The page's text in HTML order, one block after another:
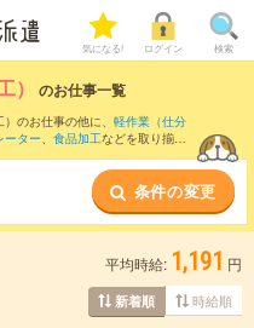
気になる! ログイン 検索
） のお仕事一覧
のお仕事の他に、 軽作業（仕分
ーター、 食品加工などを取り揃え
工）のお仕事とは？とは？
条件の変更
平均時給: 1,191 円
新着順 時給順